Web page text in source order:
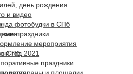
день рождения
и видео
фотобудки в СПб
праздники
мероприятия
год 2021
праздники
рестораны и площадки
в СПб